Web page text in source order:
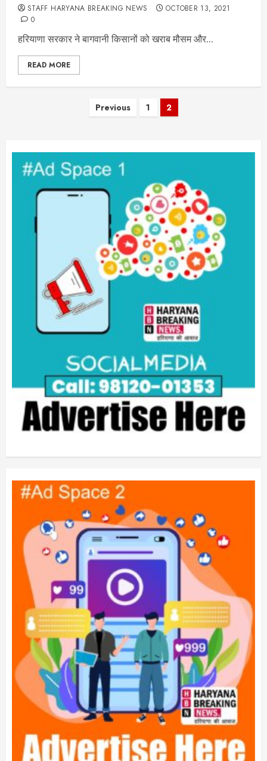
STAFF HARYANA BREAKING NEWS
OCTOBER 13, 2021
0
हरियाणा सरकार ने बागवानी किसानों को खराब मौसम और...
READ MORE
Posts
Previous 1 2